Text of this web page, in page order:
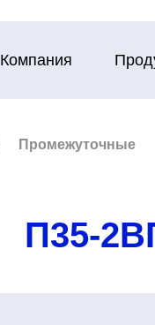
Компания
Промежуточные
П35-